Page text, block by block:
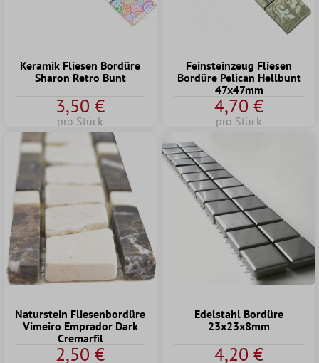
Keramik Fliesen Bordüre
Sharon Retro Bunt
3,50 €
pro Stück
Feinsteinzeug Fliesen
Bordüre Pelican Hellbunt
47x47mm
4,70 €
pro Stück
Naturstein Fliesenbordüre
Vimeiro Emprador Dark
Cremarfil
2,50 €
Edelstahl Bordüre
23x23x8mm
4,20 €